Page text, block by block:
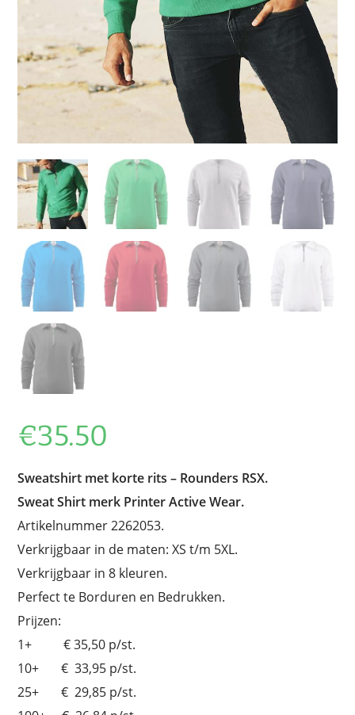
€35.50
Sweatshirt met korte rits – Rounders RSX.
Sweat Shirt merk Printer Active Wear.
Artikelnummer 2262053.
Verkrijgbaar in de maten: XS t/m 5XL.
Verkrijgbaar in 8 kleuren.
Perfect te Borduren en Bedrukken.
Prijzen:
1+ € 35,50 p/st.
10+ € 33,95 p/st.
25+ € 29,85 p/st.